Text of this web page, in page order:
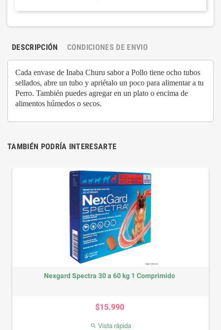
DESCRIPCIÓN CONDICIONES DE ENVIO
Cada envase de Inaba Churu sabor a Pollo tiene ocho tubos
sellados, abre un tubo y apriétalo un poco para alimentar a tu
Perro. También puedes agregar en un plato o encima de
alimentos húmedos o secos.
TAMBIÉN PODRÍA INTERESARTE
Nexgard Spectra 30 a 60 kg 1 Comprimido
$15.990
 Vista rápida